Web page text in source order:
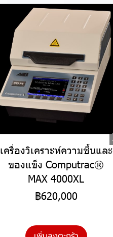
เครื่องวิเคราะห์ความชื้นและ
ของแข็ง Computrac®
MAX 4000XL
฿620,000